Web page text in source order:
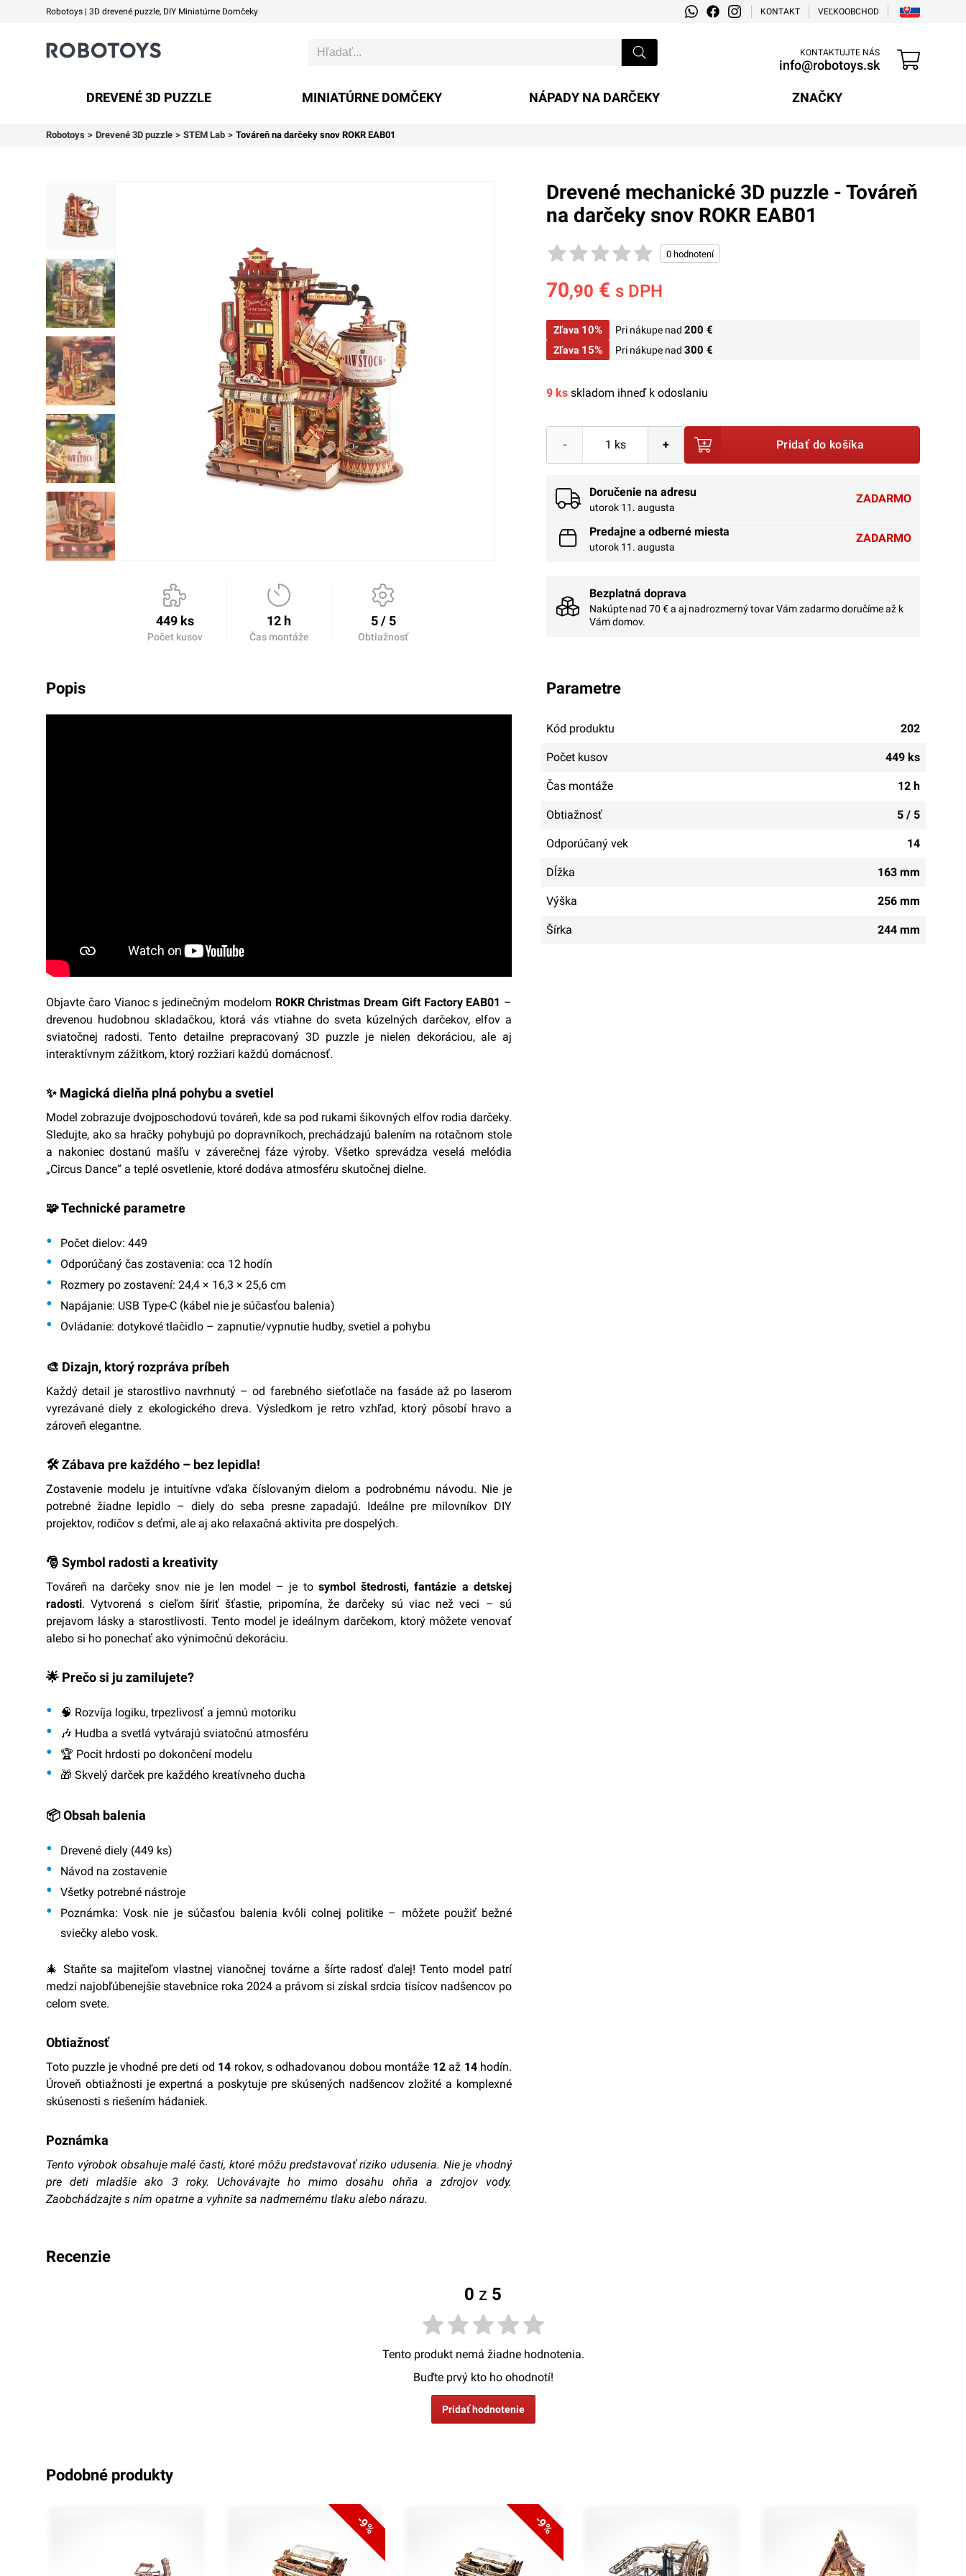
Robotoys | 3D drevené puzzle, DIY Miniatúrne Domčeky KONTAKT VEĽKOOBCHOD
Robotoys
KONTAKTUJTE NÁS
info@robotoys.sk
Robotoys Drevené 3D puzzle STEM Lab Továreň na darčeky snov ROKR EAB01
DREVENÉ 3D PUZZLE MINIATÚRNE DOMČEKY NÁPADY NA DARČEKY ZNAČKY
449 ks
Počet kusov
12 h
Čas montáže
5 / 5
Obtiažnosť
Drevené mechanické 3D puzzle - Továreň
na darčeky snov ROKR EAB01
70,90 € s DPH
Zľava 10% Pri nákupe nad 200 €
Zľava 15% Pri nákupe nad 300 €
9 ks skladom ihneď k odoslaniu
- + Pridať do košíka
Doručenie na adresu
utorok 11. augusta
ZADARMO
Predajne a odberné miesta
utorok 11. augusta
ZADARMO
Bezplatná doprava
Nakúpte nad 70 € a aj nadrozmerný tovar Vám zadarmo doručíme až k
Vám domov.
popis
Objavte čaro Vianoc s jedinečným modelom ROKR Christmas Dream Gift Factory EAB01 –
drevenou hudobnou skladačkou, ktorá vás vtiahne do sveta kúzelných darčekov, elfov a
sviatočnej radosti. Tento detailne prepracovaný 3D puzzle je nielen dekoráciou, ale aj
interaktívnym zážitkom, ktorý rozžiari každú domácnosť.
✨ Magická dielňa plná pohybu a svetiel
Model zobrazuje dvojposchodovú továreň, kde sa pod rukami šikovných elfov rodia darčeky.
Sledujte, ako sa hračky pohybujú po dopravníkoch, prechádzajú balením na rotačnom stole
a nakoniec dostanú mašľu v záverečnej fáze výroby. Všetko sprevádza veselá melódia
„Circus Dance“ a teplé osvetlenie, ktoré dodáva atmosféru skutočnej dielne.
🧩 Technické parametre
Počet dielov: 449
Odporúčaný čas zostavenia: cca 12 hodín
Rozmery po zostavení: 24,4 × 16,3 × 25,6 cm
Napájanie: USB Type-C (kábel nie je súčasťou balenia)
Ovládanie: dotykové tlačidlo – zapnutie/vypnutie hudby, svetiel a pohybu
🎨 Dizajn, ktorý rozpráva príbeh
Každý detail je starostlivo navrhnutý – od farebného sieťotlače na fasáde až po laserom
vyrezávané diely z ekologického dreva. Výsledkom je retro vzhľad, ktorý pôsobí hravo a
zároveň elegantne.
🛠️ Zábava pre každého – bez lepidla!
Zostavenie modelu je intuitívne vďaka číslovaným dielom a podrobnému návodu. Nie je
potrebné žiadne lepidlo – diely do seba presne zapadajú. Ideálne pre milovníkov DIY
projektov, rodičov s deťmi, ale aj ako relaxačná aktivita pre dospelých.
🎅 Symbol radosti a kreativity
Továreň na darčeky snov nie je len model – je to symbol štedrosti, fantázie a detskej
radosti. Vytvorená s cieľom šíriť šťastie, pripomína, že darčeky sú viac než veci – sú
prejavom lásky a starostlivosti. Tento model je ideálnym darčekom, ktorý môžete venovať
alebo si ho ponechať ako výnimočnú dekoráciu.
🌟 Prečo si ju zamilujete?
🧠 Rozvíja logiku, trpezlivosť a jemnú motoriku
🎶 Hudba a svetlá vytvárajú sviatočnú atmosféru
🏆 Pocit hrdosti po dokončení modelu
🎁 Skvelý darček pre každého kreatívneho ducha
📦 Obsah balenia
Drevené diely (449 ks)
Návod na zostavenie
Všetky potrebné nástroje
Poznámka: Vosk nie je súčasťou balenia kvôli colnej politike – môžete použiť bežné
sviečky alebo vosk.
🎄 Staňte sa majiteľom vlastnej vianočnej továrne a šírte radosť ďalej! Tento model patrí
medzi najobľúbenejšie stavebnice roka 2024 a právom si získal srdcia tisícov nadšencov po
celom svete.
Obtiažnosť
Toto puzzle je vhodné pre deti od 14 rokov, s odhadovanou dobou montáže 12až 14hodín.
Úroveň obtiažnosti je expertná a poskytuje pre skúsených nadšencov zložité a komplexné
skúsenosti s riešením hádaniek.
Poznámka
Tento výrobok obsahuje malé časti, ktoré môžu predstavovať riziko udusenia. Nie je vhodný
pre deti mladšie ako 3 roky. Uchovávajte ho mimo dosahu ohňa a zdrojov vody.
Zaobchádzajte s ním opatrne a vyhnite sa nadmernému tlaku alebo nárazu.
parametre
Kód produktu 202
Počet kusov 449 ks
Čas montáže 12 h
Obtiažnosť 5 / 5
Odporúčaný vek 14
Dĺžka 163 mm
Výška 256 mm
Šírka 244 mm
recenzie
0 z 5
Tento produkt nemá žiadne hodnotenia.
Buďte prvý kto ho ohodnotí!
Pridať hodnotenie
podobné produkty
-9% -9%